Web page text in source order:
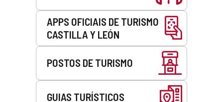
APPS OFICIAIS DE TURISMO
CASTILLA Y LEÓN
POSTOS DE TURISMO
GUIAS TURÍSTICOS